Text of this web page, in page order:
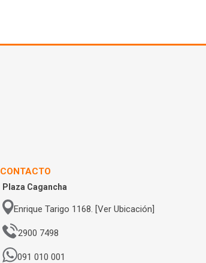
CONTACTO
Plaza Cagancha
Enrique Tarigo 1168. [Ver Ubicación]
2900 7498
091 010 001